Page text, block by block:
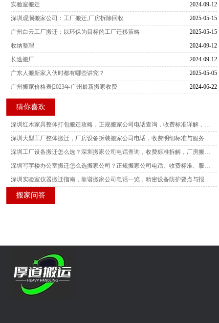
2024-09-12
实验室搬迁
2025-05-15
深圳观澜搬家公司：工厂搬迁,厂房拆除回收
2025-05-15
广州白云工厂搬迁：以环保为目标的工厂迁移策略
2024-09-12
收纳整理
2024-09-12
长途搬厂
2025-05-05
广东人搬新家入伙时都有哪些讲究？
2024-06-22
广州搬家价格表|2023年广州最新搬家收费
猜你喜欢
搬家问答